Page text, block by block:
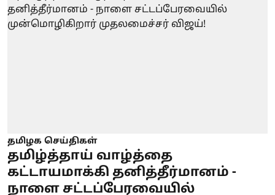
தமிழக செய்திகள்
தமிழ்த்தாய் வாழ்த்தை
கட்டாயமாக்கி தனித்தீர்மானம் -
நாளை சட்டப்பேரவையில்